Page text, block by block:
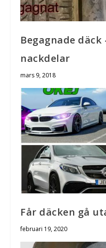
Begagnade
nackdelar
mars 9, 2018
Får däcken gå
februari 19, 2020